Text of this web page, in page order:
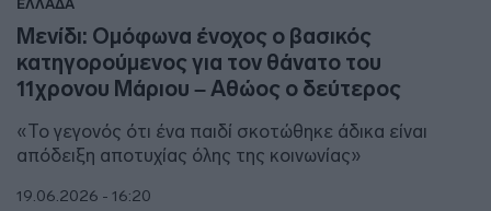
ΕΛΛΑΔΑ
Μενίδι: Ομόφωνα ένοχος ο βασικός
κατηγορούμενος για τον θάνατο του
11χρονου Μάριου – Αθώος ο δεύτερος
«Το γεγονός ότι ένα παιδί σκοτώθηκε άδικα είναι
απόδειξη αποτυχίας όλης της κοινωνίας»
19.06.2026 - 16:20